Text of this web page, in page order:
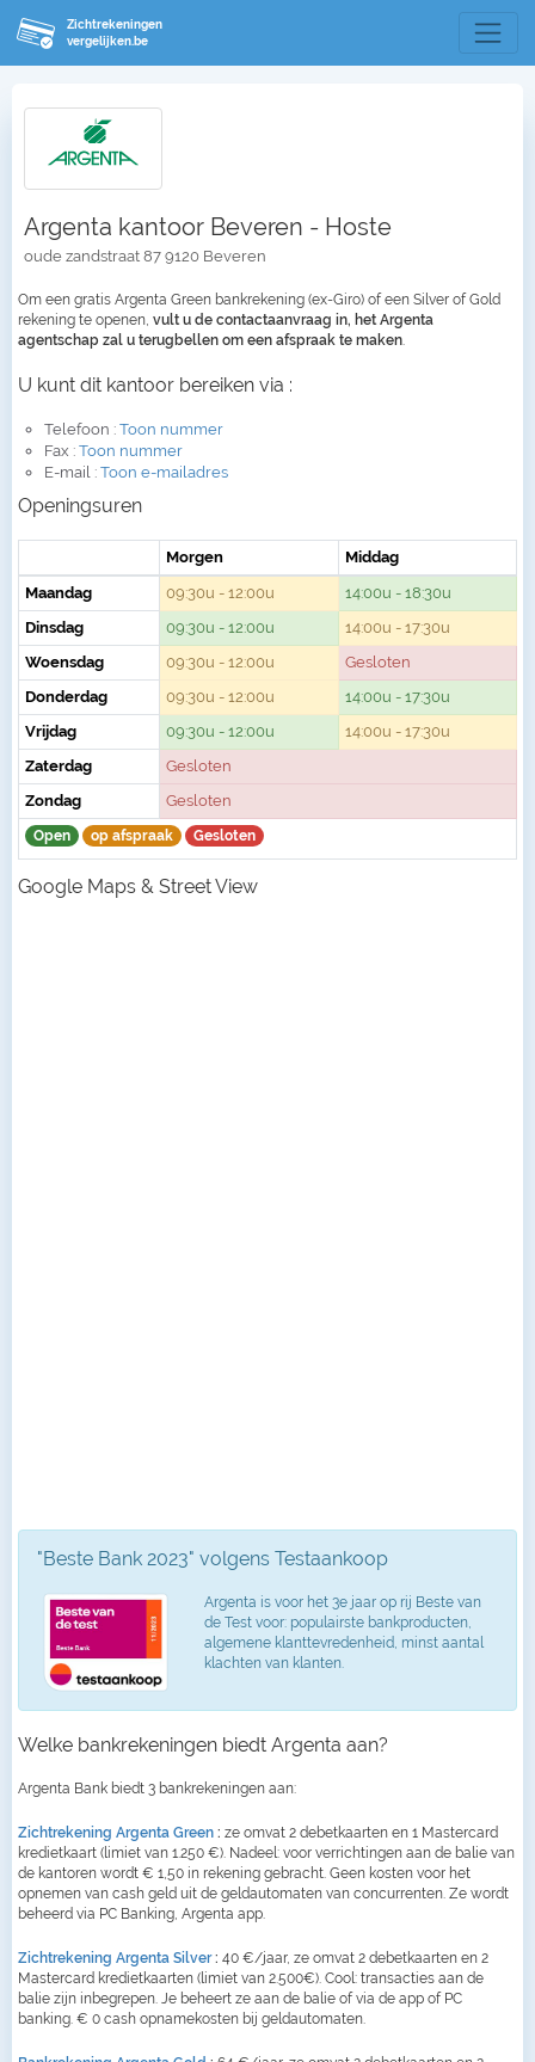
Zichtrekeningen
vergelijken.be
Argenta kantoor Beveren - Hoste
oude zandstraat 87 9120 Beveren
Om een gratis Argenta Green bankrekening (ex-Giro) of een Silver of Gold
rekening te openen, vult u de contactaanvraag in, het Argenta
agentschap zal u terugbellen om een afspraak te maken
U kunt dit kantoor bereiken via :
Telefoon : Toon nummer
Fax : Toon nummer
E-mail : Toon e-mailadres
Openingsuren
Morgen
Middag
Maandag
09:30u - 12:00u
14:00u - 18:30u
Dinsdag
09:30u - 12:00u
14:00u - 17:30u
Woensdag
09:30u - 12:00u
Gesloten
Donderdag
09:30u - 12:00u
14:00u - 17:30u
Vrijdag
09:30u - 12:00u
14:00u - 17:30u
Zaterdag
Gesloten
Zondag
Gesloten
Open op afspraak Gesloten
Google Maps & Street View
"Beste Bank 2023" volgens Testaankoop
Argenta is voor het 3e jaar op rij Beste van
de Test voor: populairste bankproducten,
algemene klanttevredenheid, minst aantal
klachten van klanten.
Welke bankrekeningen biedt Argenta aan?
Argenta Bank biedt 3 bankrekeningen aan:
Zichtrekening Argenta Green : ze omvat 2 debetkaarten en 1 Mastercard
kredietkaart (limiet van 1.250 €). Nadeel: voor verrichtingen aan de balie van
de kantoren wordt € 1,50 in rekening gebracht. Geen kosten voor het
opnemen van cash geld uit de geldautomaten van concurrenten. Ze wordt
beheerd via PC Banking, Argenta app.
Zichtrekening Argenta Silver: 40 €/jaar, ze omvat 2 debetkaarten en 2
Mastercard kredietkaarten (limiet van 2.500€). Cool: transacties aan de
balie zijn inbegrepen. Je beheert ze aan de balie of via de app of PC
banking. € 0 cash opnamekosten bij geldautomaten.